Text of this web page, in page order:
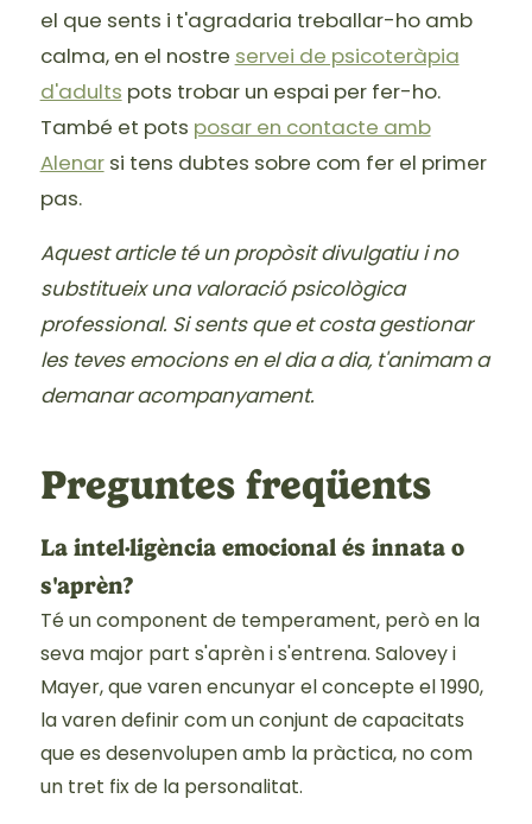
el que sents i t'agradaria treballar-ho amb
calma, en el nostre servei de psicoteràpia
d'adults pots trobar un espai per fer-ho.
També et pots posar en contacte amb
Alenarsi tens dubtes sobre com fer el primer
pas.
Aquest article té un propòsit divulgatiu i no
substitueix una valoració psicològica
professional. Si sents que et costa gestionar
les teves emocions en el dia a dia, t'animam a
demanar acompanyament.
Preguntes freqüents
La intel·ligència emocional és innata o
s'aprèn?
Té un component de temperament, però en la
seva major part s'aprèn i s'entrena. Salovey i
Mayer, que varen encunyar el concepte el 1990,
la varen definir com un conjunt de capacitats
que es desenvolupen amb la pràctica, no com
un tret fix de la personalitat.